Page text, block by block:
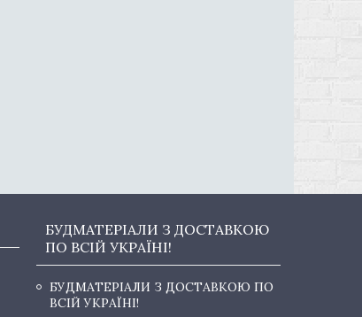
БУДМАТЕРІАЛИ З ДОСТАВКОЮ
ПО ВСІЙ УКРАЇНІ!
БУДМАТЕРІАЛИ З ДОСТАВКОЮ ПО
ВСІЙ УКРАЇНІ!